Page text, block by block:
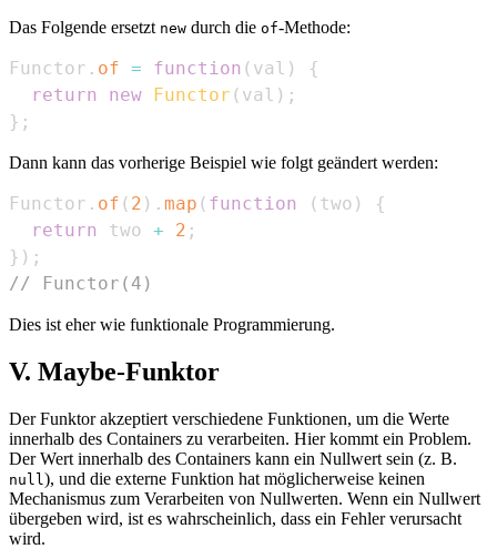
Das Folgende ersetzt new durch die of-Methode:
Functor . of = function ( val )
{
return
new Functor ( val ) ;
} ;
Dann kann das vorherige Beispiel wie folgt geändert werden:
Functor . of ( 2 ) . map ( function ( two )
{
return
two + 2 ;
} ) ;
// Functor(4)
Dies ist eher wie funktionale Programmierung.
V. Maybe-Funktor
Der Funktor akzeptiert verschiedene Funktionen, um die Werte
innerhalb des Containers zu verarbeiten. Hier kommt ein Problem.
Der Wert innerhalb des Containers kann ein Nullwert sein (z. B.
null ), und die externe Funktion hat möglicherweise keinen
Mechanismus zum Verarbeiten von Nullwerten. Wenn ein Nullwert
übergeben wird, ist es wahrscheinlich, dass ein Fehler verursacht
wird.